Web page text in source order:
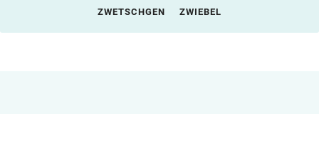
ZWETSCHGEN ZWIEBEL